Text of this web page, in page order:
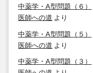
中薬学・A型問題（６）
医師への道 より
中薬学・A型問題（５）
医師への道 より
中薬学・A型問題（３）